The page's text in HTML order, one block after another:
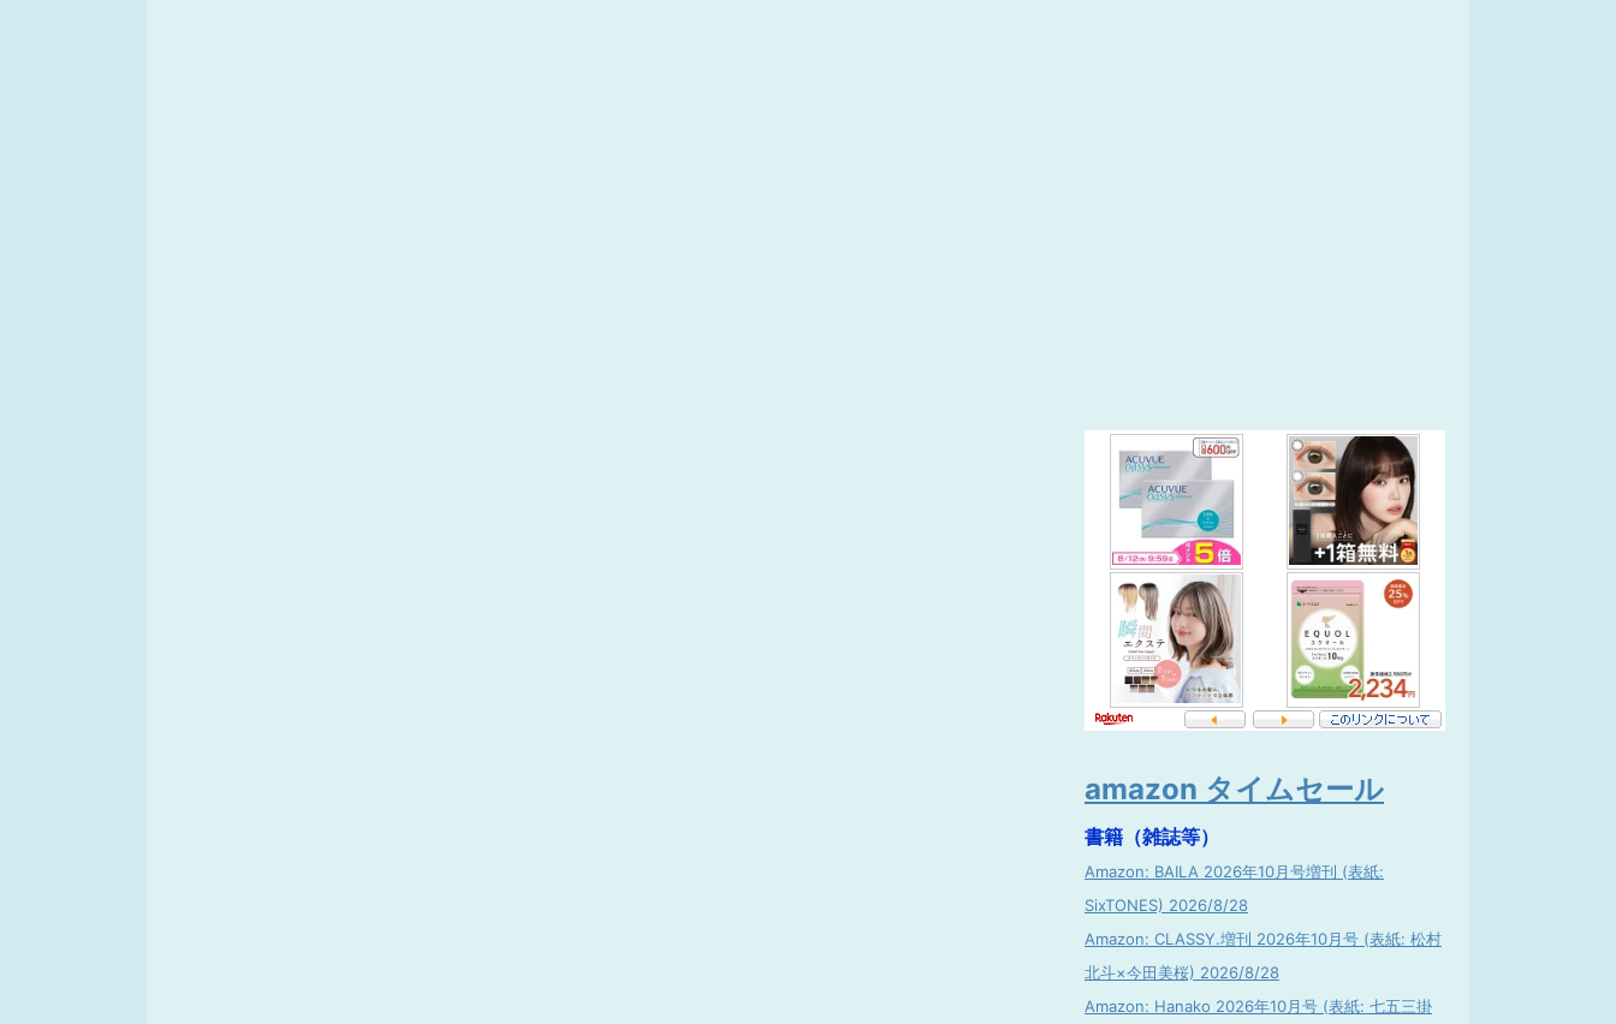
amazon タイムセール
書籍（雑誌等）
Amazon: BAILA 2026年10月号増刊 (表紙:
SixTONES) 2026/8/28
Amazon: CLASSY.増刊 2026年10月号 (表紙: 松村
北斗×今田美桜) 2026/8/28
Amazon: Hanako 2026年10月号 (表紙: 七五三掛